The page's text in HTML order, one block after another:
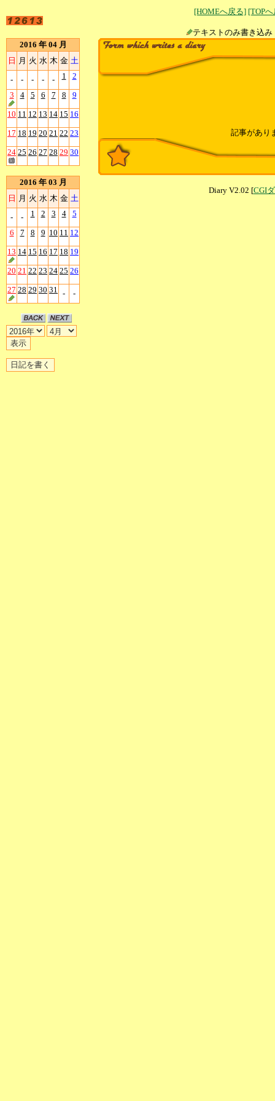
[HOMEへ戻る] [TOP
テキストのみ書
2016 年 04 月
日 月 火 水 木 金 土
- - - - - 1 2
3 4 5 6 7 8 9
10 11 12 13 14 15 16
17 18 19 20 21 22 23
24 25 26 27 28 29 30
2016 年 03 月
日 月 火 水 木 金 土
- - 1 2 3 4 5
6 7 8 9 10 11 12
13 14 15 16 17 18 19
20 21 22 23 24 25 26
27 28 29 30 31 - -
記事があり
Diary V2.02 [CGI